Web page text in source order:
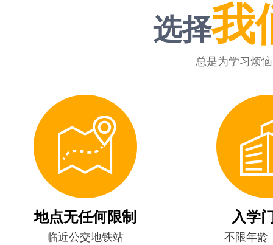
选择我
总是为学习烦
地点无任何限制
临近公交地铁站
入学
不限年龄